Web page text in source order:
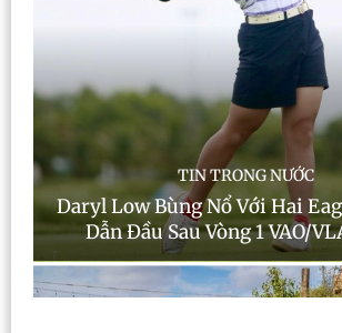
TIN TRONG NƯỚC
Daryl Low Bùng Nổ Với Hai
Dẫn Đầu Sau Vòng 1 VAO/